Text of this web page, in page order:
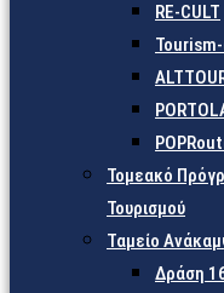
RE-CULT
Τομεακό
Τουρισμού
Ταμείο
Δράση